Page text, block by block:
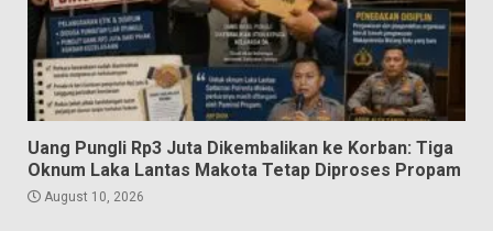
Uang Pungli Rp3 Juta Dikembalikan ke Korban: Tiga
Oknum Laka Lantas Makota Tetap Diproses Propam
August 10, 2026